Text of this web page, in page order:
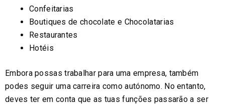
Confeitarias
Boutiques de chocolate e Chocolatarias
Restaurantes
Hotéis
Embora possas trabalhar para uma empresa, também
podes seguir uma carreira como autónomo. No entanto,
deves ter em conta que as tuas funções passarão a ser